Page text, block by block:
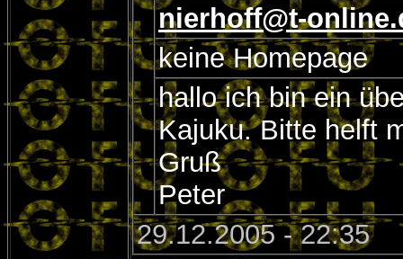
nierhoff@t-
keine Homepage
hallo ich bin ein
Kajuku. Bitte helft
Gruß
Peter
29.12.2005 - 22:35